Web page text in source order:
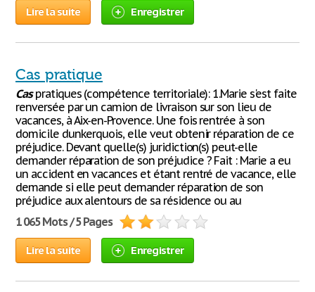
Lire la suite Enregistrer
Cas pratique
Caspratiques (compétence territoriale): 1.Marie s'est faite
renversée par un camion de livraison sur son lieu de
vacances, à Aix-en-Provence. Une fois rentrée à son
domicile dunkerquois, elle veut obtenir réparation de ce
préjudice. Devant quelle(s) juridiction(s) peut-elle
demander réparation de son préjudice ? Fait : Marie a eu
un accident en vacances et étant rentré de vacance, elle
demande si elle peut demander réparation de son
préjudice aux alentours de sa résidence ou au
1 065 Mots / 5 Pages
Lire la suite Enregistrer